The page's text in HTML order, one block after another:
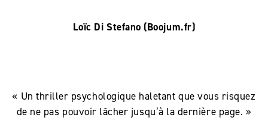
Loïc Di Stefano (Boojum.fr)
« Un thriller psychologique haletant que vous risquez
de ne pas pouvoir lâcher jusqu’à la dernière page. »